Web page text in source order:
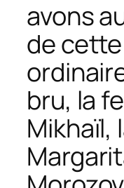
avons
de
bru, la
Mikhaïl,